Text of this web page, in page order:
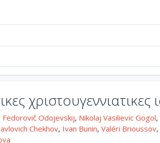
χριστουγεννιατικες
Fedorovič Odojevskij, Nikolaj Vasilievic Gogol,
Chekhov, Ivan Bunin, Valéri Brioussov,